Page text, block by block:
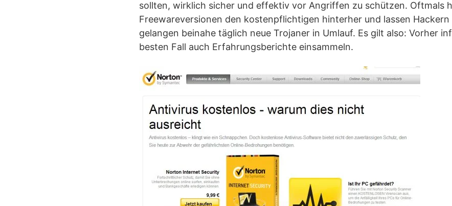
sollten, wirklich sicher und effektiv vor Angriffen zu schützen. Oftmals
Freewareversionen den kostenpflichtigen hinterher und lassen
gelangen beinahe täglich neue Trojaner in Umlauf. Es gilt also: Vorher
besten Fall auch Erfahrungsberichte einsammeln.